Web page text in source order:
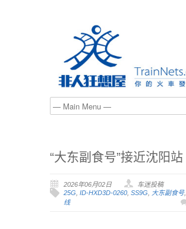
“大东‮食副‬号”接近沈阳站
2026年06月02日
车迷投稿
25G, ID-HXD3D-0260, SS9G, 大东‮食副‬号,
线